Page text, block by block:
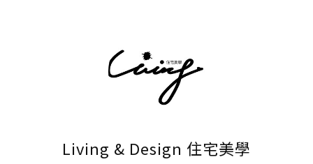
Living & Design 住宅美學